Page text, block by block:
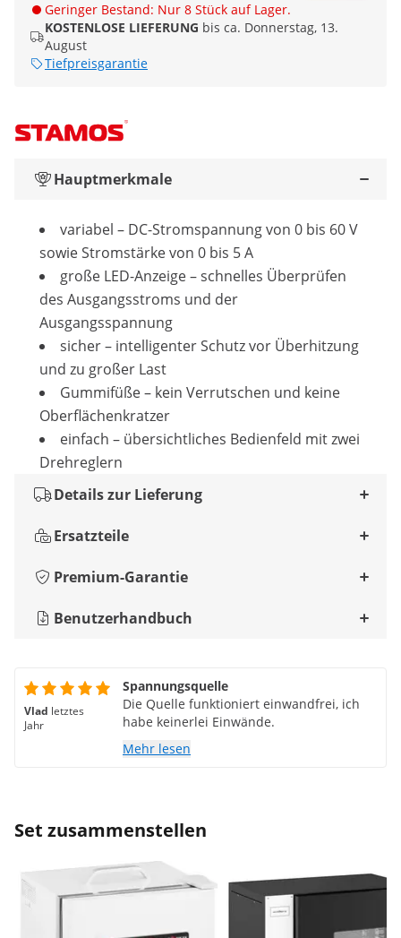
Geringer Bestand: Nur 8 Stück auf Lager.
KOSTENLOSE LIEFERUNG bis ca. Donnerstag, 13.
August
Tiefpreisgarantie
Hauptmerkmale
variabel ­– DC-Stromspannung von 0 bis 60 V
sowie Stromstärke von 0 bis 5 A
große LED-Anzeige – schnelles Überprüfen
des Ausgangsstroms und der
Ausgangsspannung
sicher – intelligenter Schutz vor Überhitzung
und zu großer Last
Gummifüße – kein Verrutschen und keine
Oberflächenkratzer
einfach – übersichtliches Bedienfeld mit zwei
Drehreglern
Details zur Lieferung
Ersatzteile
Premium-Garantie
Benutzerhandbuch
Vlad letztes
Jahr
Spannungsquelle
Die Quelle funktioniert einwandfrei, ich
habe keinerlei Einwände.
Mehr lesen
Set zusammenstellen